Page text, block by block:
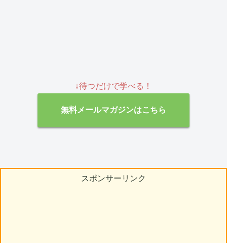
↓待つだけで学べる！
無料メールマガジンはこちら
スポンサーリンク